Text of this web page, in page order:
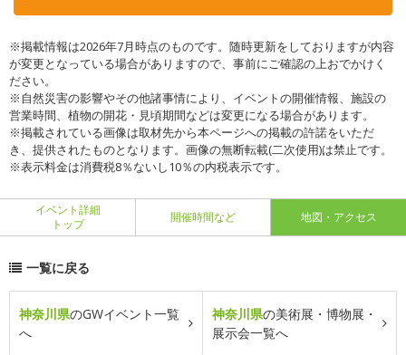
※掲載情報は2026年7月時点のものです。随時更新をしておりますが内容
が変更となっている場合がありますので、事前にご確認の上おでかけく
ださい。
※自然災害の影響やその他諸事情により、イベントの開催情報、施設の
営業時間、植物の開花・見頃期間などは変更になる場合があります。
※掲載されている画像は取材先から本ページへの掲載の許諾をいただ
き、提供されたものとなります。画像の無断転載(二次使用)は禁止です。
※表示料金は消費税8％ないし10％の内税表示です。
イベント詳細
トップ
開催時間など 地図・アクセス
一覧に戻る
神奈川県のGWイベント一覧
へ
神奈川県の美術展・博物展・
展示会一覧へ